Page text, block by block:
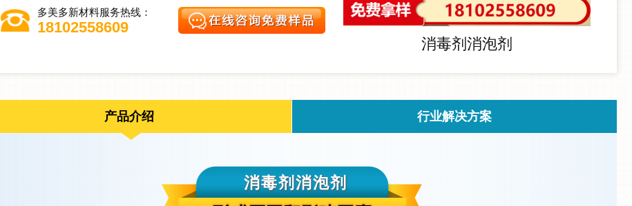
多美多新材料服务热线：
18102558609
消毒剂消泡剂
产品介绍 行业解决方案
消毒剂消泡剂